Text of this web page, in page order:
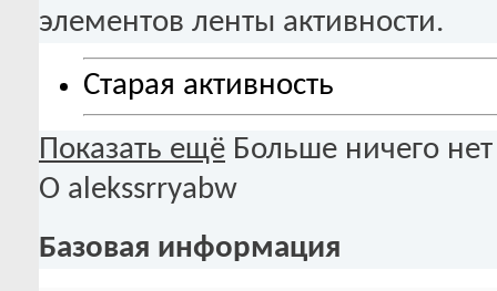
элементов ленты активности.
Старая активность
Показать ещё Больше ничего нет
О alekssrryabw
Базовая информация